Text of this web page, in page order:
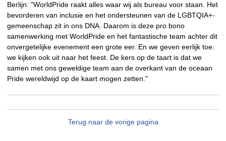
Berlijn: "WorldPride raakt alles waar wij als bureau voor staan. Het
bevorderen van inclusie en het ondersteunen van de LGBTQIA+-
gemeenschap zit in ons DNA. Daarom is deze pro bono
samenwerking met WorldPride en het fantastische team achter dit
onvergetelijke evenement een grote eer. En we geven eerlijk toe:
we kijken ook uit naar het feest. De kers op de taart is dat we
samen met ons geweldige team aan de overkant van de oceaan
Pride wereldwijd op de kaart mogen zetten."
Terug naar de vorige pagina